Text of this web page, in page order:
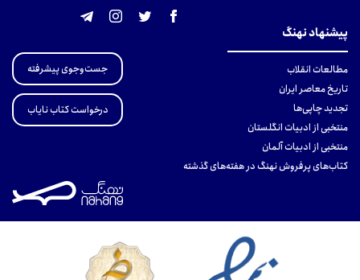
پیشنهاد نهنگ
مطالعات انقلاب
تاریخ معاصر ایران
تجدید چاپی‌ها
منتخبی از ادبیات انگلستان
منتخبی از ادبیات آلمان
کتاب‌های پرفروش نهنگ در هفته‌های گذشته
جست‌وجوی پیشرفته
درخواست کتاب نایاب